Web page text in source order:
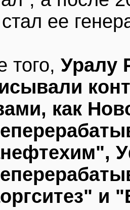
ее
того, Уралу
как
и